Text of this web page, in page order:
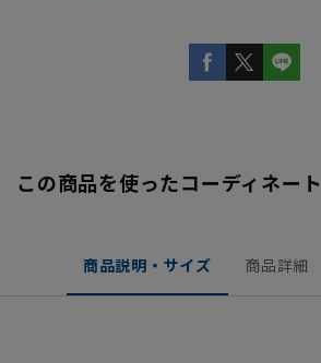
この商品を使ったコーディネート
商品説明・サイズ 商品詳細